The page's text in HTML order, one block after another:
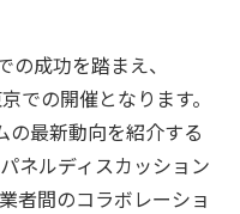
成功を踏まえ、
での開催となります。
の最新動向を紹介する
ネルディスカッション
者間のコラボレーショ